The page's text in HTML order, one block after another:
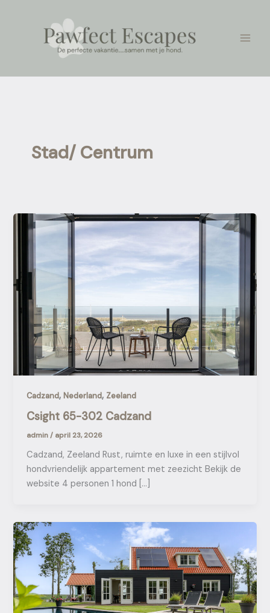
Stad/ Centrum
Cadzand,Nederland, Zeeland
Csight 65-302 Cadzand
admin/ april 23, 2026
Cadzand, Zeeland Rust, ruimte en luxe in een stijlvol
hondvriendelijk appartement met zeezicht Bekijk de
website 4 personen 1 hond […]